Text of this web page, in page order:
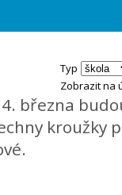
Typ
Zobrazit na
března
kroužky